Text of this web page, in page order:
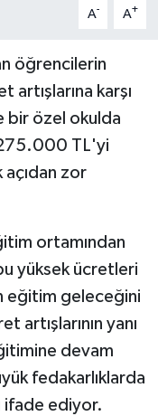
A- A+
öğrencilerin
artışlarına karşı
bir özel okulda
275.000 TL'yi
açıdan zor
ortamından
yüksek ücretleri
eğitim geleceğini
artışlarının yanı
devam
fedakarlıklarda
ifade ediyor.